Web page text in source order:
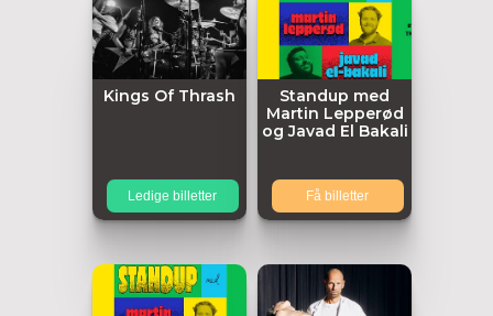
Kings Of Thrash
Ledige billetter
Standup med
Martin Lepperød
og Javad El Bakali
Få billetter